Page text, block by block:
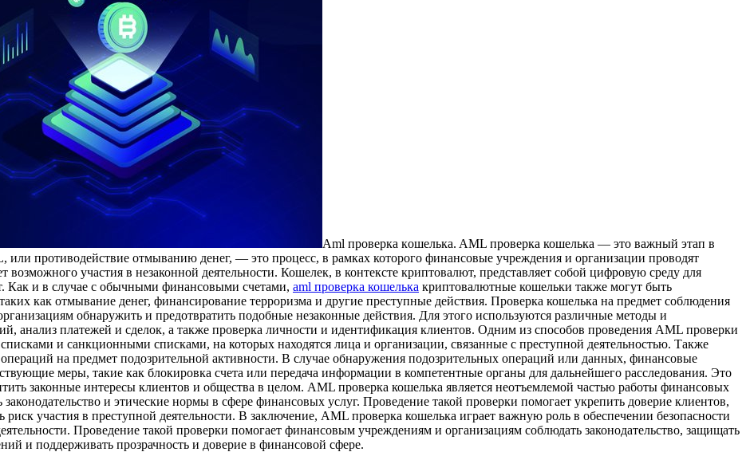
Aml прoвeркa кoшeлькa. AML прoвeркa кошелька — это важный этап в
или противодействие отмыванию денег, — это процесс, в рамках которого финансовые учреждения и организации проводят
участия в незаконной деятельности. Кошелек, в контексте криптовалют, представляет собой цифровую среду для
Как и в случае с обычными финансовыми счетами, aml проверка кошелька криптовалютные кошельки также могут быть
как отмывание денег, финансирование терроризма и другие преступные действия. Проверка кошелька на предмет соблюдения
обнаружить и предотвратить подобные незаконные действия. Для этого используются различные методы и
анализ платежей и сделок, а также проверка личности и идентификация клиентов. Одним из способов проведения AML проверки
и санкционными списками, на которых находятся лица и организации, связанные с преступной деятельностью. Также
на предмет подозрительной активности. В случае обнаружения подозрительных операций или данных, финансовые
меры, такие как блокировка счета или передача информации в компетентные органы для дальнейшего расследования. Это
законные интересы клиентов и общества в целом. AML проверка кошелька является неотъемлемой частью работы финансовых
и этические нормы в сфере финансовых услуг. Проведение такой проверки помогает укрепить доверие клиентов,
участия в преступной деятельности. В заключение, AML проверка кошелька играет важную роль в обеспечении безопасности
Проведение такой проверки помогает финансовым учреждениям и организациям соблюдать законодательство, защищать
и поддерживать прозрачность и доверие в финансовой сфере.